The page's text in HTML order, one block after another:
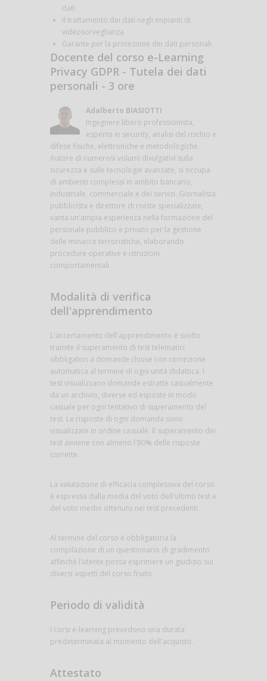
dati
Il trattamento dei dati negli impianti di
videosorveglianza
Garante per la protezione dei dati personali
Docente del corso e-Learning
Privacy GDPR - Tutela dei dati
personali - 3 ore
Adalberto BIASIOTTI
Ingegnere libero professionista,
esperto in security, analisi del rischio e
difese fisiche, elettroniche e metodologiche.
Autore di numerosi volumi divulgativi sulla
sicurezza e sulle tecnologie avanzate, si occupa
di ambienti complessi in ambito bancario,
industriale, commerciale e dei servizi. Giornalista
pubblicista e direttore di riviste specializzate,
vanta un'ampia esperienza nella formazione del
personale pubblico e privato per la gestione
delle minacce terroristiche, elaborando
procedure operative e istruzioni
comportamentali.
Modalità di verifica
dell'apprendimento
L'accertamento dell'apprendimento è svolto
tramite il superamento di test telematici
obbligatori a domande chiuse con correzione
automatica al termine di ogni unità didattica. I
test visualizzano domande estratte casualmente
da un archivio, diverse ed esposte in modo
casuale per ogni tentativo di superamento del
test. Le risposte di ogni domanda sono
visualizzate in ordine casuale. Il superamento dei
test avviene con almeno l'80% delle risposte
corrette.
La valutazione di efficacia complessiva del corso
è espressa dalla media del voto dell'ultimo test e
del voto medio ottenuto nei test precedenti.
Al termine del corso è obbligatoria la
compilazione di un questionario di gradimento
affinché l'utente possa esprimere un giudizio sui
diversi aspetti del corso fruito.
Periodo di validità
I corsi e-learning prevedono una durata
predeterminata al momento dell'acquisto.
Attestato